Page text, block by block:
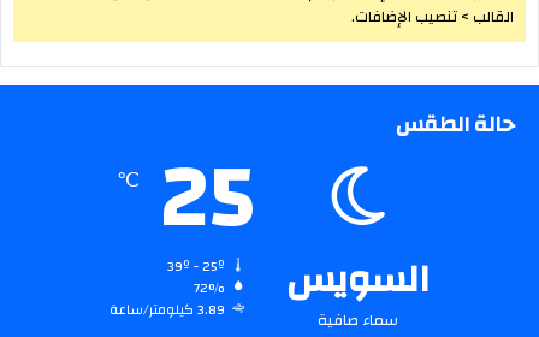
القالب > تنصيب الإضافات.
حالة الطقس
السويس
سماء صافية
25
℃
72%
3.89 كيلومتر/ساعة